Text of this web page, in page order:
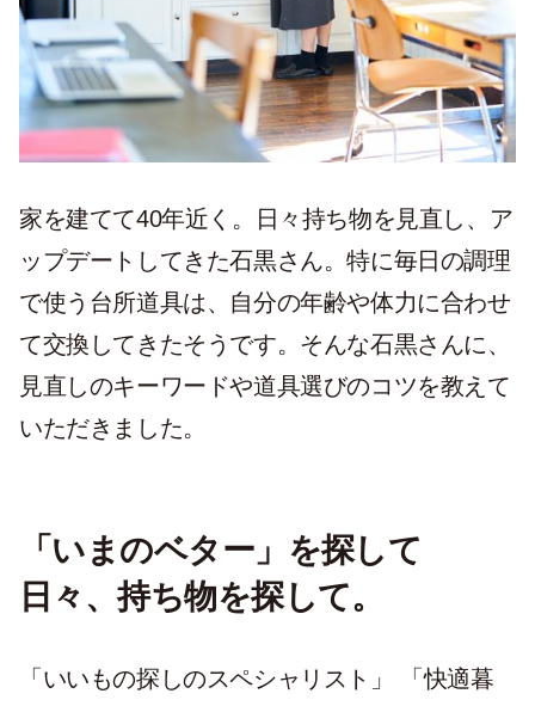
家を建てて40年近く。日々持ち物を見直し、ア
ップデートしてきた石黒さん。特に毎日の調理
で使う台所道具は、自分の年齢や体力に合わせ
て交換してきたそうです。そんな石黒さんに、
見直しのキーワードや道具選びのコツを教えて
いただきました。
「いまのベター」を探して
日々、持ち物を探して。
「いいもの探しのスペシャリスト」 「快適暮